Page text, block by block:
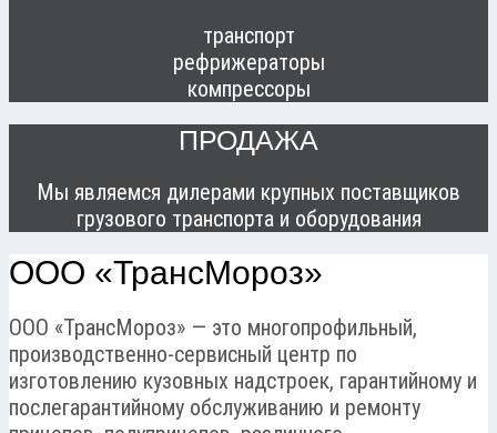
транспорт
рефрижераторы
компрессоры
ПРОДАЖА
Мы являемся дилерами крупных поставщиков
грузового транспорта и оборудования
ООО «ТрансМороз»
ООО «ТрансМороз» — это многопрофильный,
производственно-сервисный центр по
изготовлению кузовных надстроек, гарантийному и
послегарантийному обслуживанию и ремонту